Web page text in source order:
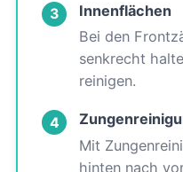
3
Innenflächen
Bei den
senkrecht
reinigen.
4
Mit
hinten nach